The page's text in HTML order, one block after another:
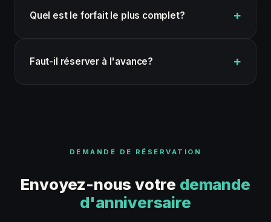
Quel est le forfait le plus complet?
Faut-il réserver à l'avance?
DEMANDE DE RÉSERVATION
Envoyez-nous votre demande
d'anniversaire